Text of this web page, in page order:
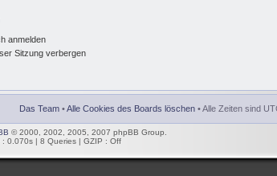
anmelden
Sitzung verbergen
Das Team •Alle Cookies des Boards löschen • Alle Zeiten sind
© 2000, 2002, 2005, 2007 phpBB Group.
: 0.070s | 8 Queries | GZIP : Off